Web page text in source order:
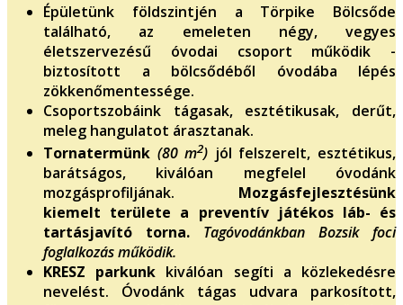
Épületünk földszintjén a Törpike Bölcsőde
található, az emeleten négy, vegyes
életszervezésű óvodai csoport működik -
biztosított a bölcsődéből óvodába lépés
zökkenőmentessége.
Csoportszobáink tágasak, esztétikusak, derűt,
meleg hangulatot árasztanak.
Tornatermünk (80 m2) jól felszerelt, esztétikus,
barátságos, kiválóan megfelel óvodánk
mozgásprofiljának. Mozgásfejlesztésünk
kiemelt területe a preventív játékos láb- és
tartásjavító torna.
Tagóvodánkban Bozsik foci
foglalkozás működik.
KRESZ parkunk kiválóan segíti a közlekedésre
nevelést. Óvodánk tágas udvara parkosított,